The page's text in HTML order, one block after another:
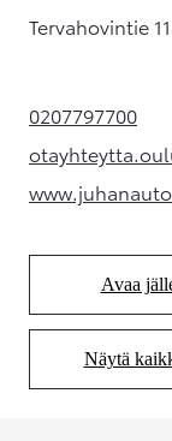
Tervahovintie
0207797700
(Aukeaa
Avaa
Näytä